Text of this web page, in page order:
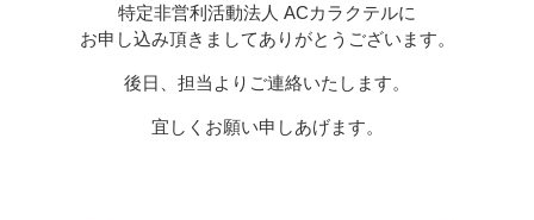
特定非営利活動法人 ACカラクテルに
お申し込み頂きましてありがとうございます。
後日、担当よりご連絡いたします。
宜しくお願い申しあげます。